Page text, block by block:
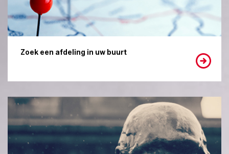
Zoek een afdeling in uw buurt